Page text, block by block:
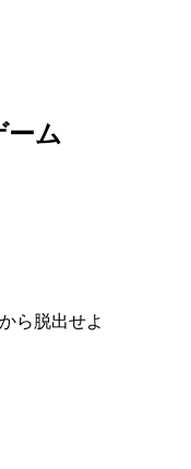
ーム
ら脱出せよ